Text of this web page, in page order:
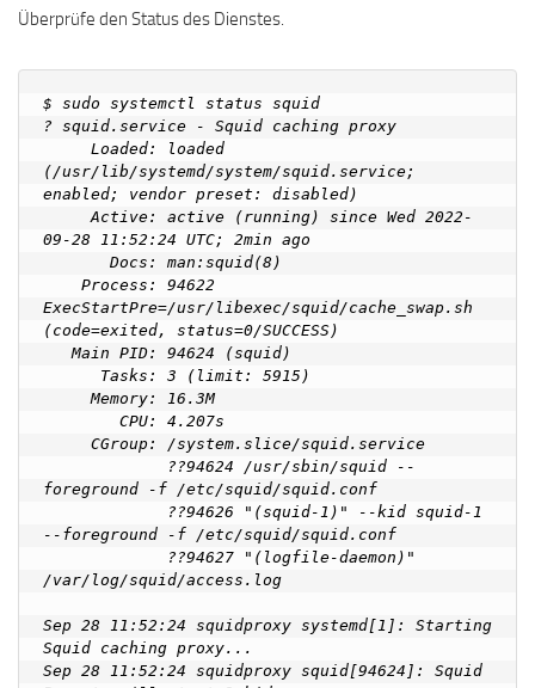
Überprüfe den Status des Dienstes.
$ sudo systemctl status squid
? squid.service - Squid caching proxy
(/usr/lib/systemd/system/squid.service;
enabled; vendor preset: disabled)
     Active: active (running) since Wed 2022-
09-28 11:52:24 UTC; 2min ago
ExecStartPre=/usr/libexec/squid/cache_swap.sh
(code=exited, status=0/SUCCESS)
   Main PID: 94624 (squid)
     Memory: 16.3M
foreground -f /etc/squid/squid.conf
--foreground -f /etc/squid/squid.conf
/var/log/squid/access.log
Sep 28 11:52:24 squidproxy systemd[1]: Starting
Squid caching proxy...
Sep 28 11:52:24 squidproxy squid[94624]: Squid